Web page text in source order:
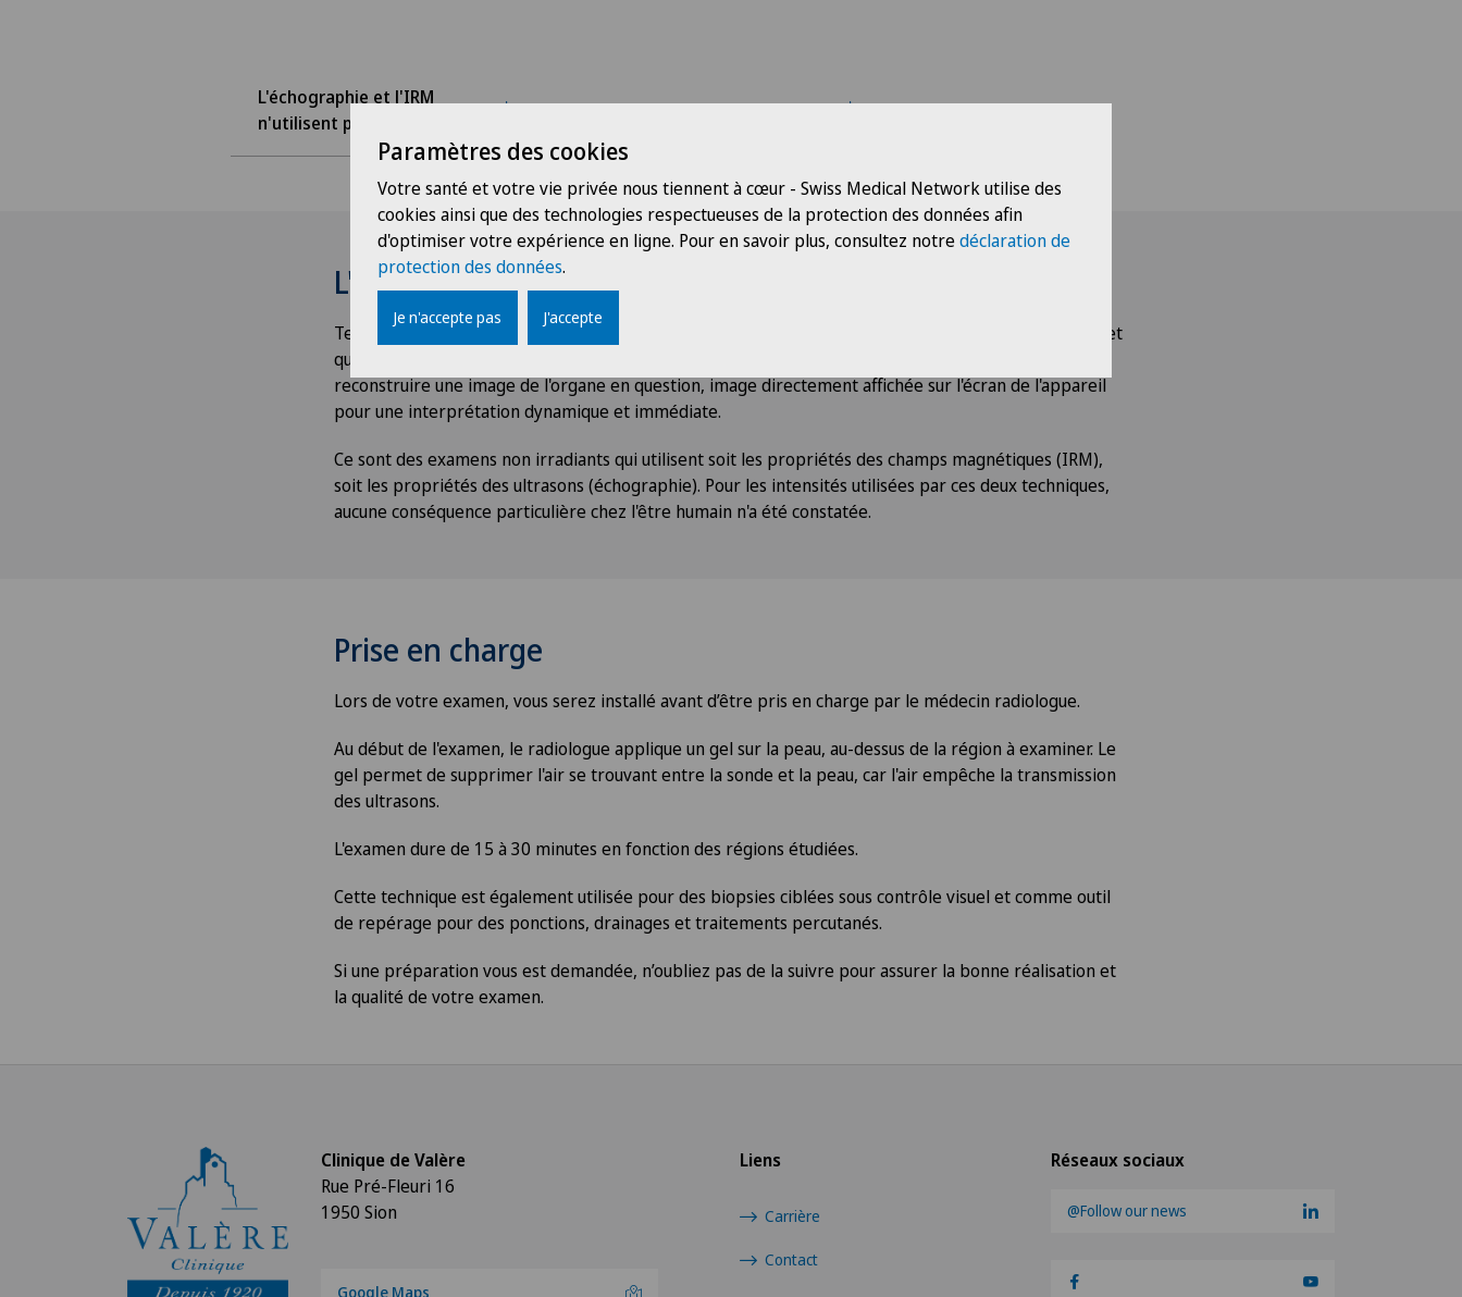
L'échographie et l'IRM
n'utilisent pas de rayons X
Prise en charge
L'échographie et l'IRM n'utilisent pas de rayons X
Techniquement, il s'agit d'un faisceau d'ultrasons dont on adapte la fréquence à l'organe à examiner, et
qui se réfléchit plus ou moins en fonction des structures anatomiques rencontrées, ce qui permet de
reconstruire une image de l'organe en question, image directement affichée sur l'écran de l'appareil
pour une interprétation dynamique et immédiate.
Ce sont des examens non irradiants qui utilisent soit les propriétés des champs magnétiques (IRM),
soit les propriétés des ultrasons (échographie). Pour les intensités utilisées par ces deux techniques,
aucune conséquence particulière chez l'être humain n'a été constatée.
Prise en charge
Lors de votre examen, vous serez installé avant d’être pris en charge par le médecin radiologue.
Au début de l'examen, le radiologue applique un gel sur la peau, au-dessus de la région à examiner. Le
gel permet de supprimer l'air se trouvant entre la sonde et la peau, car l'air empêche la transmission
des ultrasons.
L'examen dure de 15 à 30 minutes en fonction des régions étudiées.
Cette technique est également utilisée pour des biopsies ciblées sous contrôle visuel et comme outil
de repérage pour des ponctions, drainages et traitements percutanés.
Si une préparation vous est demandée, n’oubliez pas de la suivre pour assurer la bonne réalisation et
la qualité de votre examen.
Réseaux sociaux
@Follow our news
Liens
Carrière
Contact
Clinique de Valère
Rue Pré-Fleuri 16
1950 Sion
Google Maps
Paramètres des cookies
Votre santé et votre vie privée nous tiennent à cœur - Swiss Medical Network utilise des
cookies ainsi que des technologies respectueuses de la protection des données afin
d'optimiser votre expérience en ligne. Pour en savoir plus, consultez notredéclaration de
protection des données.
Je n'accepte pas J'accepte